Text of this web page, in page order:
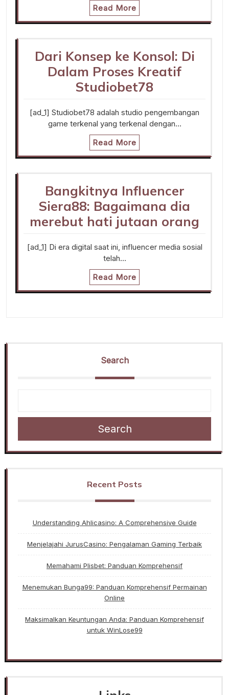
Read More
Dari Konsep ke Konsol: Di
Dalam Proses Kreatif
Studiobet78
[ad_1] Studiobet78 adalah studio pengembangan
game terkenal yang terkenal dengan…
Read More
Bangkitnya Influencer
Siera88: Bagaimana dia
merebut hati jutaan orang
[ad_1] Di era digital saat ini, influencer media sosial
telah…
Read More
Search
Search
Recent Posts
Understanding Ahlicasino: A Comprehensive Guide
Menjelajahi JurusCasino: Pengalaman Gaming Terbaik
Memahami Plisbet: Panduan Komprehensif
Menemukan Bunga99: Panduan Komprehensif Permainan
Online
Maksimalkan Keuntungan Anda: Panduan Komprehensif
untuk WinLose99